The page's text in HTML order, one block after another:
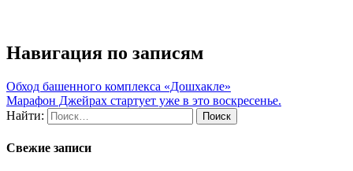
Навигация по записям
Обход башенного комплекса «Дошхакле»
Марафон Джейрах стартует уже в это воскресенье.
Найти:
Свежие записи